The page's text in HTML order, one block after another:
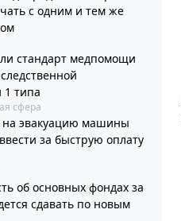
с одним и тем же
стандарт медпомощи
1 типа
сфера
на эвакуацию машины
за быструю оплату
об основных фондах за
сдавать по новым